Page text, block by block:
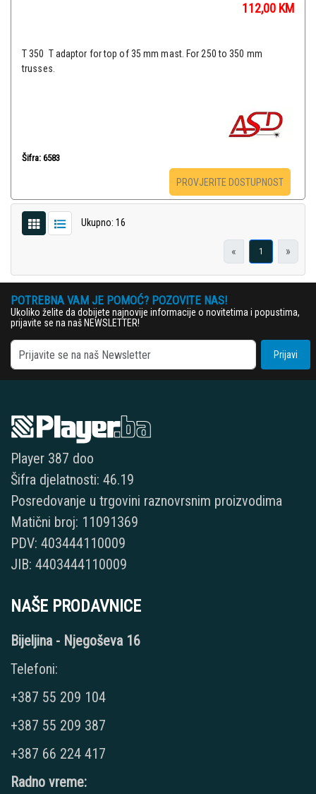
112,00 KM
T 350 T adaptor for top of 35 mm mast. For 250 to 350 mm
trusses.
Šifra: 6583
PROVJERITE DOSTUPNOST
Ukupno: 16
« 1 »
POTREBNA VAM JE POMOĆ? POZOVITE NAS!
Ukoliko želite da dobijete najnovije informacije o novitetima i popustima,
prijavite se na naš NEWSLETTER!
Prijavi
Player 387 doo
Šifra djelatnosti: 46.19
Posredovanje u trgovini raznovrsnim proizvodima
Matični broj: 11091369
PDV: 403444110009
JIB: 4403444110009
NAŠE PRODAVNICE
Bijeljina - Njegoševa 16
Telefoni:
+387 55 209 104
+387 55 209 387
+387 66 224 417
Radno vreme: